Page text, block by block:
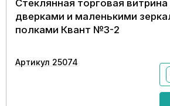
Стеклянная торговая
дверками и маленькими
полками Квант №3-2
Артикул 25074